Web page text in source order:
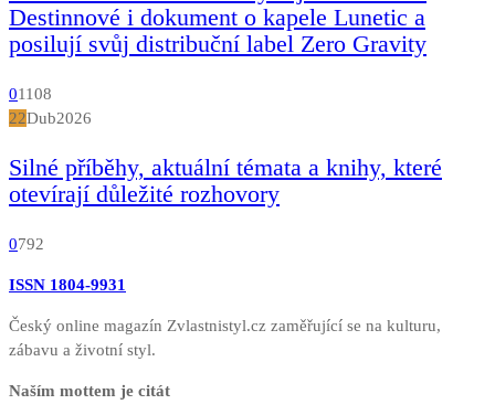
Destinnové i dokument o kapele Lunetic a
posilují svůj distribuční label Zero Gravity
01108
22Dub2026
Silné příběhy, aktuální témata a knihy, které
otevírají důležité rozhovory
0792
ISSN 1804-9931
Český online magazín Zvlastnistyl.cz zaměřující se na kulturu,
zábavu a životní styl.
Naším mottem je citát